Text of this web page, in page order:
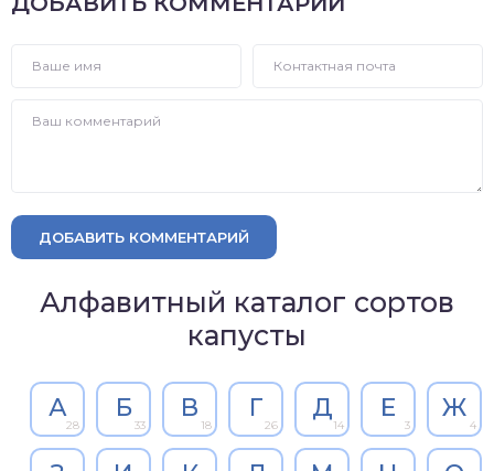
ДОБАВИТЬ КОММЕНТАРИЙ
Алфавитный каталог сортов
капусты
А
28
Б
33
В
18
Г
26
Д
14
Е
3
Ж
4